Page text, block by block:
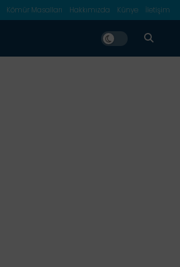
Kömür Masalları Hakkımızda Künye İletişim